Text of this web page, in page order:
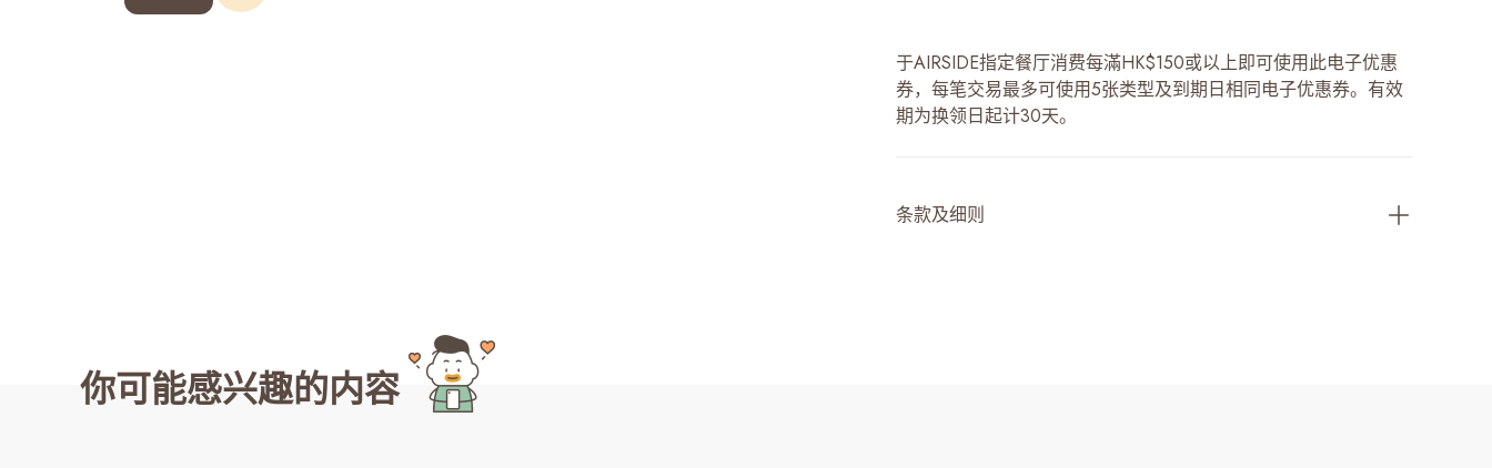
于AIRSIDE指定餐厅消费每滿HK$150或以上即可使用此电子优惠
券，每笔交易最多可使用5张类型及到期日相同电子优惠券。有效
期为换领日起计30天。
条款及细则
你可能感兴趣的内容